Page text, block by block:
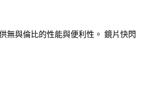
無與倫比的性能與便利性。 鏡片快閃